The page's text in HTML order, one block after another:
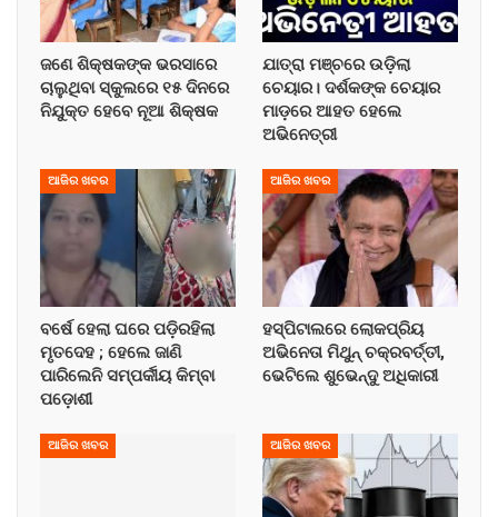
ଜଣେ ଶିକ୍ଷକଙ୍କ ଭରସାରେ
ଚାଲୁଥିବା ସ୍କୁଲରେ ୧୫ ଦିନରେ
ନିଯୁକ୍ତ ହେବେ ନୂଆ ଶିକ୍ଷକ
ଯାତ୍ରା ମଞ୍ଚରେ ଉଡ଼ିଲା
ଚେୟାର। ଦର୍ଶକଙ୍କ ଚେୟାର
ମାଡ଼ରେ ଆହତ ହେଲେ
ଅଭିନେତ୍ରୀ
ଆଜିର ଖବର
ବର୍ଷେ ହେଲା ଘରେ ପଡ଼ିରହିଲା
ମୃତଦେହ ; ହେଲେ ଜାଣି
ପାରିଲେନି ସମ୍ପର୍କୀୟ କିମ୍ବା
ପଡ଼ୋଶୀ
ଆଜିର ଖବର
ହସ୍ପିଟାଲରେ ଲୋକପ୍ରିୟ
ଅଭିନେତା ମିଥୁନ୍ ଚକ୍ରବର୍ତ୍ତୀ,
ଭେଟିଲେ ଶୁଭେନ୍ଦୁ ଅଧିକାରୀ
ଆଜିର ଖବର ଆଜିର ଖବର